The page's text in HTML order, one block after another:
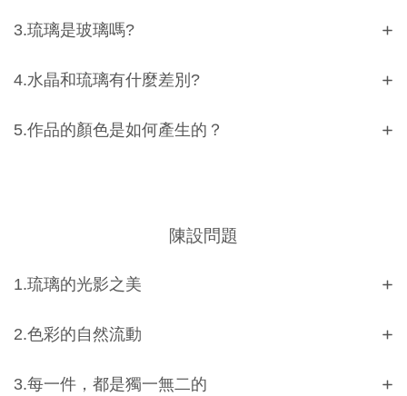
3.琉璃是玻璃嗎?
4.水晶和琉璃有什麼差別?
5.作品的顏色是如何產生的？
陳設問題
1.琉璃的光影之美
2.色彩的自然流動
3.每一件，都是獨一無二的